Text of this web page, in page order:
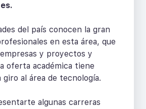
del país conocen la gran
en esta área, que
y proyectos y
oferta académica tiene
giro al área de tecnología.
algunas carreras